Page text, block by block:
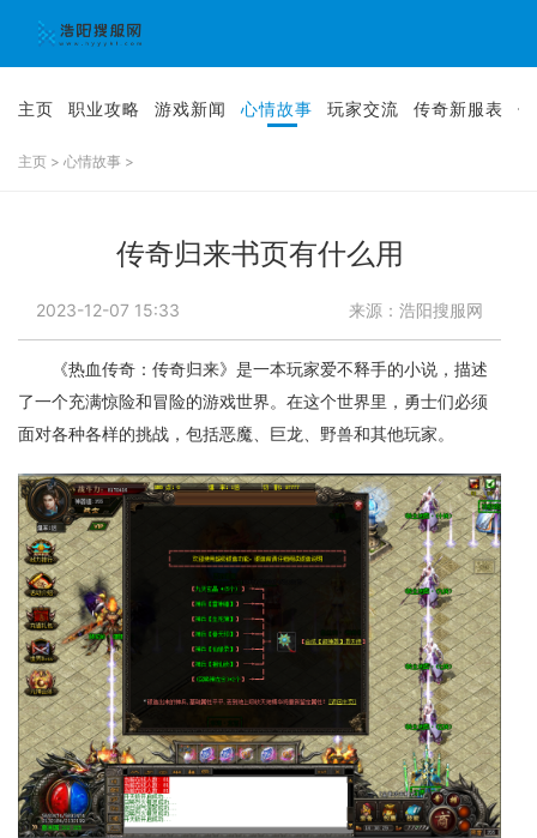
主页 职业攻略 游戏新闻 心情故事 玩家交流 传奇新服表
主页 > 心情故事 >
传奇归来书页有什么用
2023-12-07 15:33 来源：浩阳搜服网
《热血传奇：传奇归来》是一本玩家爱不释手的小说，描述
了一个充满惊险和冒险的游戏世界。在这个世界里，勇士们必须
面对各种各样的挑战，包括恶魔、巨龙、野兽和其他玩家。